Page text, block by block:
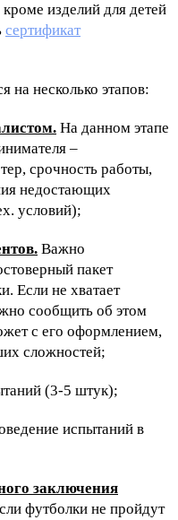
изделий для детей
сертификат
на несколько этапов:
На данном этапе
–
срочность работы,
недостающих
условий);
Важно
пакет
Если не хватает
сообщить об этом
с его оформлением,
сложностей;
(3-5 штук);
испытаний в
заключения
футболки не пройдут